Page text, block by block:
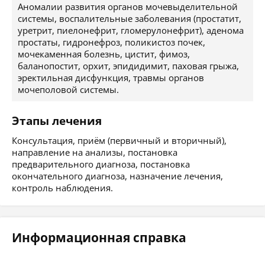
Аномалии развития органов мочевыделительной
системы, воспалительные заболевания (простатит,
уретрит, пиелонефрит, гломерулонефрит), аденома
простаты, гидронефроз, поликистоз почек,
мочекаменная болезнь, цистит, фимоз,
баланопостит, орхит, эпидидимит, паховая грыжа,
эректильная дисфункция, травмы органов
мочеполовой системы.
Этапы лечения
Консультация, приём (первичный и вторичный),
направление на анализы, постановка
предварительного диагноза, постановка
окончательного диагноза, назначение лечения,
контроль наблюдения.
Информационная справка